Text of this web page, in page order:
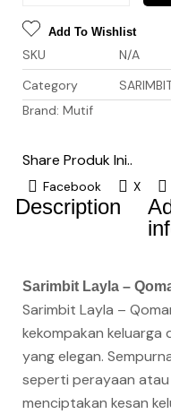
Add To Wishlist
SKU
N/A
Category
Brand: Mutif
Share Produk Ini..
Facebook X
Description
Sarimbit Layla –
Sarimbit Layla –
kekompakan keluarga
yang elegan.
seperti perayaan
menciptakan kesan